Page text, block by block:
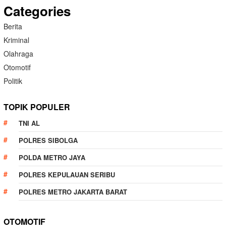
Categories
Berita
Kriminal
Olahraga
Otomotif
Politik
TOPIK POPULER
TNI AL
POLRES SIBOLGA
POLDA METRO JAYA
POLRES KEPULAUAN SERIBU
POLRES METRO JAKARTA BARAT
OTOMOTIF